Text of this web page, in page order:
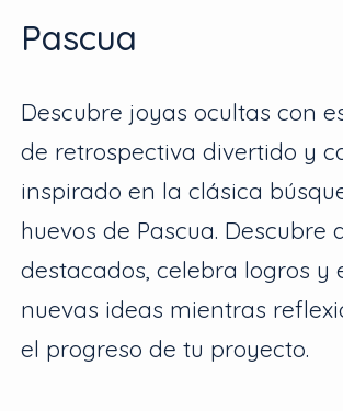
Pascua
Descubre joyas ocultas con
de retrospectiva divertido y
inspirado en la clásica
huevos de Pascua. Descubre
destacados, celebra logros y
nuevas ideas mientras
el progreso de tu proyecto.